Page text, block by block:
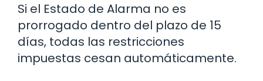
Si el Estado de Alarma no es
prorrogado dentro del plazo de 15
días, todas las restricciones
impuestas cesan automáticamente.